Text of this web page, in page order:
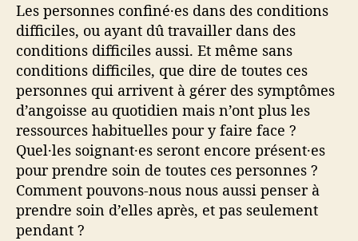
Les personnes confiné·es dans des conditions
difficiles, ou ayant dû travailler dans des
conditions difficiles aussi. Et même sans
conditions difficiles, que dire de toutes ces
personnes qui arrivent à gérer des symptômes
d’angoisse au quotidien mais n’ont plus les
ressources habituelles pour y faire face ?
Quel·les soignant·es seront encore présent·es
pour prendre soin de toutes ces personnes ?
Comment pouvons-nous nous aussi penser à
prendre soin d’elles après, et pas seulement
pendant ?